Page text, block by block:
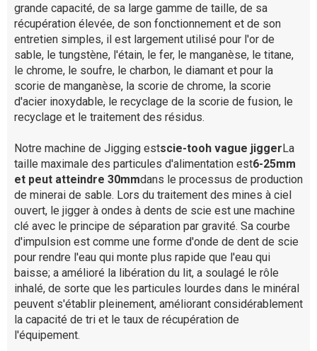
grande capacité, de sa large gamme de taille, de sa
récupération élevée, de son fonctionnement et de son
entretien simples, il est largement utilisé pour l'or de
sable, le tungstène, l'étain, le fer, le manganèse, le titane,
le chrome, le soufre, le charbon, le diamant et pour la
scorie de manganèse, la scorie de chrome, la scorie
d'acier inoxydable, le recyclage de la scorie de fusion, le
recyclage et le traitement des résidus.
Notre machine de Jigging estscie-tooh vague jiggerLa
taille maximale des particules d'alimentation est6-25mm
et peut atteindre 30mmdans le processus de production
de minerai de sable. Lors du traitement des mines à ciel
ouvert, le jigger à ondes à dents de scie est une machine
clé avec le principe de séparation par gravité. Sa courbe
d'impulsion est comme une forme d'onde de dent de scie
pour rendre l'eau qui monte plus rapide que l'eau qui
baisse; a amélioré la libération du lit, a soulagé le rôle
inhalé, de sorte que les particules lourdes dans le minéral
peuvent s'établir pleinement, améliorant considérablement
la capacité de tri et le taux de récupération de
l'équipement.